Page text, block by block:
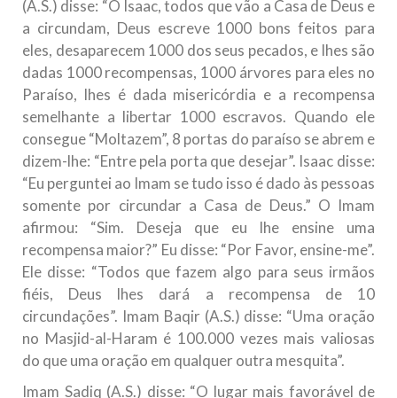
(A.S.) disse: “Ó Isaac, todos que vão a Casa de Deus e
a circundam, Deus escreve 1000 bons feitos para
eles, desaparecem 1000 dos seus pecados, e lhes são
dadas 1000 recompensas, 1000 árvores para eles no
Paraíso, lhes é dada misericórdia e a recompensa
semelhante a libertar 1000 escravos. Quando ele
consegue “Moltazem”, 8 portas do paraíso se abrem e
dizem-lhe: “Entre pela porta que desejar”. Isaac disse:
“Eu perguntei ao Imam se tudo isso é dado às pessoas
somente por circundar a Casa de Deus.” O Imam
afirmou: “Sim. Deseja que eu lhe ensine uma
recompensa maior?” Eu disse: “Por Favor, ensine-me”.
Ele disse: “Todos que fazem algo para seus irmãos
fiéis, Deus lhes dará a recompensa de 10
circundações”. Imam Baqir (A.S.) disse: “Uma oração
no Masjid-al-Haram é 100.000 vezes mais valiosas
do que uma oração em qualquer outra mesquita”.
Imam Sadiq (A.S.) disse: “O lugar mais favorável de